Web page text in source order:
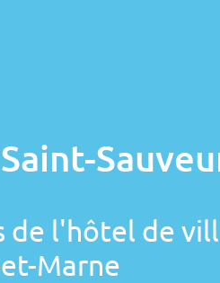
l'hôtel de
Marne